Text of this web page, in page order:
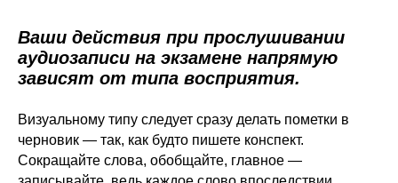
Ваши действия при прослушивании
аудиозаписи на экзамене напрямую
зависят от типа восприятия.
Визуальному типу следует сразу делать пометки в
черновик — так, как будто пишете конспект.
Сокращайте слова, обобщайте, главное —